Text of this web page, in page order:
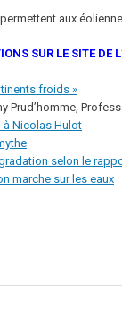
aux
SUR LE SITE DE
froids »
Prud’homme,
à Nicolas Hulot
selon le
marche sur les eaux